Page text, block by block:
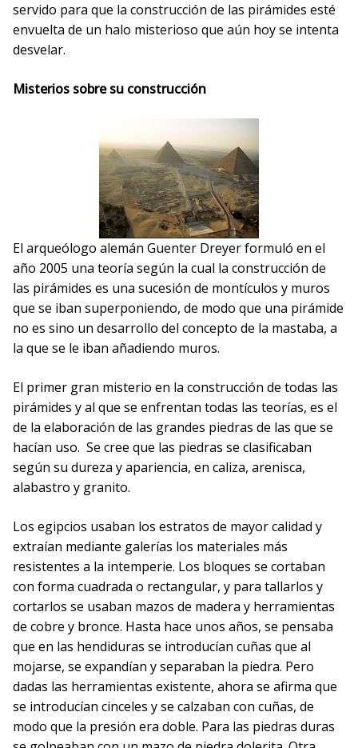
servido para que la construcción de las pirámides esté
envuelta de un halo misterioso que aún hoy se intenta
desvelar.
Misterios sobre su construcción
El arqueólogo alemán Guenter Dreyer formuló en el
año 2005 una teoría según la cual la construcción de
las pirámides es una sucesión de montículos y muros
que se iban superponiendo, de modo que una pirámide
no es sino un desarrollo del concepto de la mastaba, a
la que se le iban añadiendo muros.
El primer gran misterio en la construcción de todas las
pirámides y al que se enfrentan todas las teorías, es el
de la elaboración de las grandes piedras de las que se
hacían uso. Se cree que las piedras se clasificaban
según su dureza y apariencia, en caliza, arenisca,
alabastro y granito.
Los egipcios usaban los estratos de mayor calidad y
extraían mediante galerías los materiales más
resistentes a la intemperie. Los bloques se cortaban
con forma cuadrada o rectangular, y para tallarlos y
cortarlos se usaban mazos de madera y herramientas
de cobre y bronce. Hasta hace unos años, se pensaba
que en las hendiduras se introducían cuñas que al
mojarse, se expandían y separaban la piedra. Pero
dadas las herramientas existente, ahora se afirma que
se introducían cinceles y se calzaban con cuñas, de
modo que la presión era doble. Para las piedras duras